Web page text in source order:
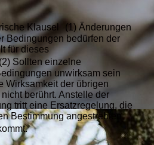
Klausel (1) Änderungen
Bedingungen bedürfen der
für dieses
Sollten einzelne
unwirksam sein
Wirksamkeit der übrigen
berührt. Anstelle der
tritt eine Ersatzregelung, die
Bestimmung angestrebten